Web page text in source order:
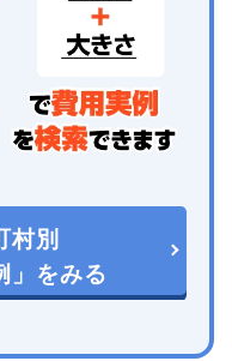
村別
」をみる